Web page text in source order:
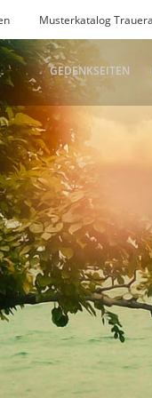
Musterkatalog
GEDENKSEITEN